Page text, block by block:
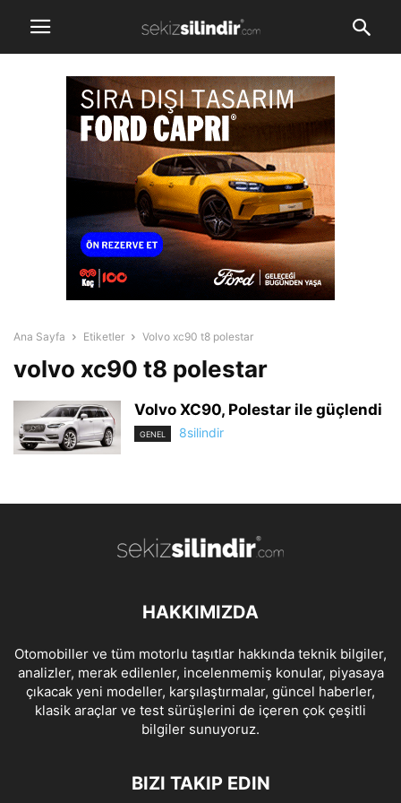
Ana Sayfa Etiketler Volvo xc90 t8 polestar
volvo xc90 t8 polestar
Volvo XC90, Polestar ile güçlendi
GENEL 8silindir
HAKKIMIZDA
Otomobiller ve tüm motorlu taşıtlar hakkında teknik bilgiler,
analizler, merak edilenler, incelenmemiş konular, piyasaya
çıkacak yeni modeller, karşılaştırmalar, güncel haberler,
klasik araçlar ve test sürüşlerini de içeren çok çeşitli
bilgiler sunuyoruz.
BIZI TAKIP EDIN